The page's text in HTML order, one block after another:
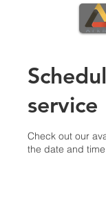
service
Check out our
the date and